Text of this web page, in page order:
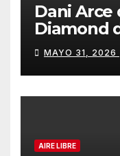
Dani Arce
Diamond
MAYO 31, 2026
AIRE LIBRE